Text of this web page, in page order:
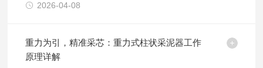
2026-04-08
重力为引，精准采芯：重力式柱状采泥器工作
原理详解